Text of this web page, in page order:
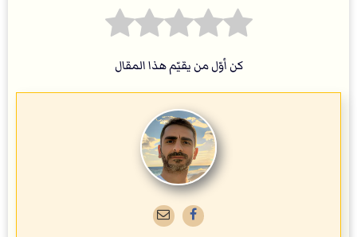
كن أوّل من يقيّم هذا المقال